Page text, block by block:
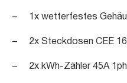
– 1x wetterfestes
– 2x Steckdosen CEE
– 2x kWh-Zähler 45A